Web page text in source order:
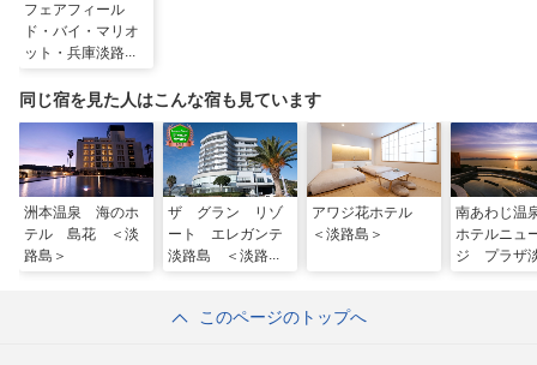
フェアフィール
ド・バイ・マリオ
ット・兵庫淡路島
同じ宿を見た人はこんな宿も見ています
洲本温泉 海のホ
テル 島花 ＜淡
路島＞
ザ グラン リゾ
ート エレガンテ
淡路島 ＜淡路島
アワジ花ホテル
＜淡路島＞
南あわじ
ホテルニュ
ジ プラザ
このページのトップへ